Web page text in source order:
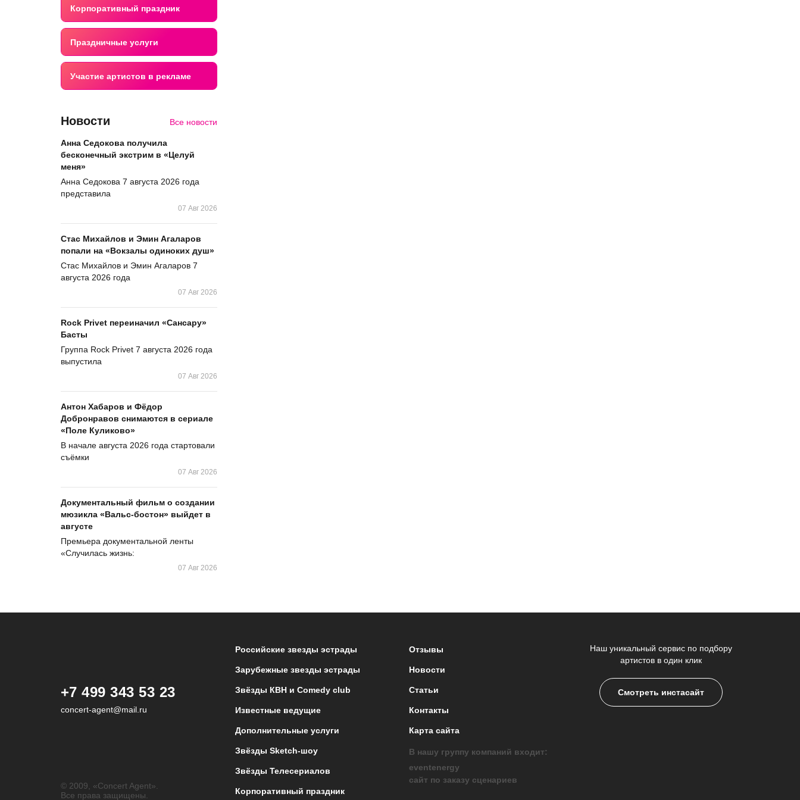
Корпоративный праздник
Праздничные услуги
Участие артистов в рекламе
Новости Все новости
Анна Седокова получила
бесконечный экстрим в «Целуй
меня»
Анна Седокова 7 августа 2026 года
представила
07 Авг 2026
Стас Михайлов и Эмин Агаларов
попали на «Вокзалы одиноких душ»
Стас Михайлов и Эмин Агаларов 7
августа 2026 года
07 Авг 2026
Rock Privet переиначил «Сансару»
Басты
Группа Rock Privet 7 августа 2026 года
выпустила
07 Авг 2026
Антон Хабаров и Фёдор
Добронравов снимаются в сериале
«Поле Куликово»
В начале августа 2026 года стартовали
съёмки
07 Авг 2026
Документальный фильм о создании
мюзикла «Вальс-бостон» выйдет в
августе
Премьера документальной ленты
«Случилась жизнь:
07 Авг 2026
+7 499 343 53 23
concert-agent@mail.ru
© 2009, «Concert Agent».
Все права защищены.
Российские звезды эстрады
Зарубежные звезды эстрады
Звёзды КВН и Comedy club
Известные ведущие
Дополнительные услуги
Звёзды Sketch-шоу
Звёзды Телесериалов
Корпоративный праздник
Отзывы
Новости
Статьи
Контакты
Карта сайта
Наш уникальный сервис по подбору
артистов в один клик
Смотреть инстасайт
В нашу группу компаний входит:
eventenergy
сайт по заказу сценариев